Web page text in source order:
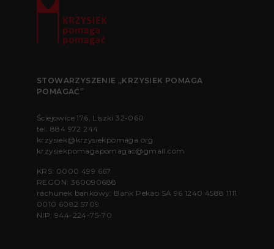
STOWARZYSZENIE „KRZYSIEK POMAGA
POMAGAĆ”
Ściejowice 176, Liszki 32-060
tel. 884 972 244
krzysiek@krzysiekpomaga.org
krzysiekpomagapomagac@gmail.com
KRS: 0000 499 667
REGON: 360090688
rachunek bankowy: Bank Pekao SA 96 1240 4588 1111
0010 6082 5709
NIP: 944-224-75-70